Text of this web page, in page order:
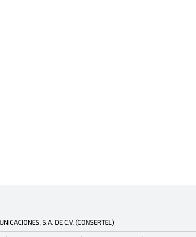
S.A. DE C.V. (CONSERTEL)